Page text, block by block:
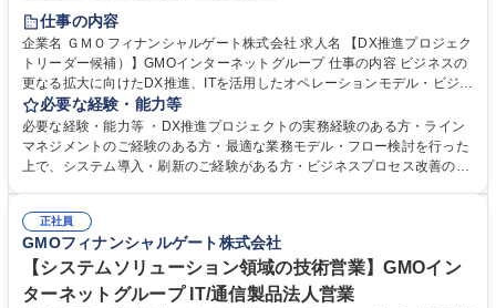
仕事の内容
企業名 ＧＭＯフィナンシャルゲート株式会社 求人名 【DX推進プロジェク
トリーダー候補）】GMOインターネットグループ 仕事の内容 ビジネスの
更なる拡大に向けたDX推進、ITを活用したオペレーションモデル・ビジネ
スプロセス高度化など、抜本的な改革をリードしていただきます。 下記い
ずれかの業務をお任せいたします。 ・社内向け（業務運用/バックエンド
系）のPM・請求精算業務における業務改革担当（マネジメント候補想
定）※ITP本部のDX推進とも親和性が高いため、両ポジションにて選考す
定しています。 募集職種 【DX推進プロジェクトリーダー候補）】GMOイ
ンターネットグループ
必要な経験・能力等
必要な経験・能力等 ・DX推進プロジェクトの実務経験のある方・ライン
マネジメントのご経験のある方・最適な業務モデル・フロー検討を行った
上で、システム導入・刷新のご経験がある方・ビジネスプロセス改善のご
する一方で、複数の業務エリアに対するオペレーションモデルの再構築、
ビジネスプロセスの高度化が求められています。会社の成長を支え、盤石
な基盤を構築するためIT化推進マネージャーを募集いたします。 学歴・資
格 学歴：大学院 大学 語学力： 資格：
正社員
GMOフィナンシャルゲート株式会社
【システムソリューション領域の技術営業】GMOイン
ターネットグループ IT/通信製品法人営業